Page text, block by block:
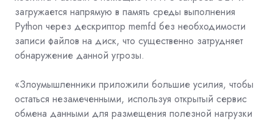
загружается напрямую в память среды выполнения
Python через дескриптор memfd без необходимости
записи файлов на диск, что существенно затрудняет
обнаружение данной угрозы.
«Злоумышленники приложили большие усилия, чтобы
остаться незамеченными, используя открытый сервис
обмена данными для размещения полезной нагрузки